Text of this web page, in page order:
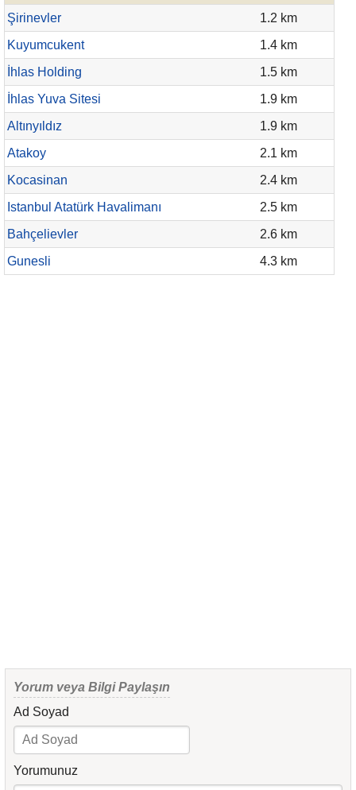
Şirinevler
1.2 km
Kuyumcukent
1.4 km
İhlas Holding
1.5 km
İhlas Yuva Sitesi
1.9 km
Altınyıldız
1.9 km
Atakoy
2.1 km
Kocasinan
2.4 km
Istanbul Atatürk Havalimanı
2.5 km
Bahçelievler
2.6 km
Gunesli
4.3 km
Yorum veya Bilgi Paylaşın
Ad Soyad
Yorumunuz